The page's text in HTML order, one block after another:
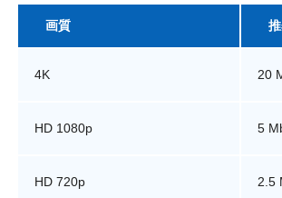
画質
4K 20
HD 1080p 5
HD 720p 2.5